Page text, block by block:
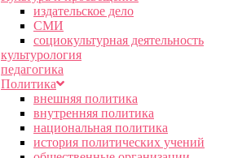
издательское дело
СМИ
социокультурная деятельность
культурология
педагогика
Политика
внешняя политика
внутренняя политика
национальная политика
история политических учений